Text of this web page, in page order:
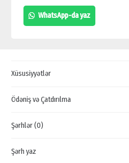
1U
FM05-
QİYMƏTİ,
VENTİLYATOR
WhatsApp-da yaz
Xüsusiyyətlər
Ödəniş və Çatdırılma
Şərhlər (0)
Şərh yaz